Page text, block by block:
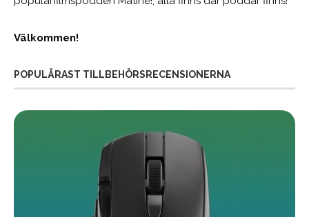
Välkommen!
POPULÄRAST TILLBEHÖRSRECENSIONERNA